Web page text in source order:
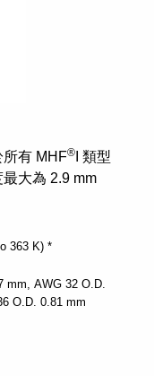
有 MHF® I 類型
大為 2.9 mm
363 K) *
mm AWG 32 O.D.
O.D. 0.81 mm